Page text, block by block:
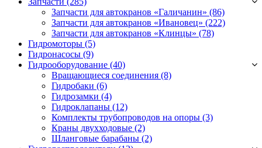
Запчасти для автокранов «Галичанин» (86)
Запчасти для автокранов «Ивановец» (222)
Запчасти для автокранов «Клинцы» (78)
Гидромоторы (5)
Гидронасосы (9)
Гидрооборудование (40)
Вращающиеся соединения (8)
Гидробаки (6)
Гидрозамки (4)
Гидроклапаны (12)
Комплекты трубопроводов на опоры (3)
Краны двухходовые (2)
Шланговые барабаны (2)